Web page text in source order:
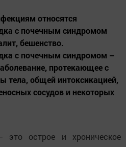
относятся
с почечным синдромом
бешенство.
с почечным синдромом –
протекающее с
тела, общей интоксикацией,
сосудов и некоторых
это острое и хроническое